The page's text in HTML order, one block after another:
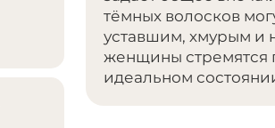
тёмных волосков
уставшим, хмурым и
женщины стремятся
идеальном